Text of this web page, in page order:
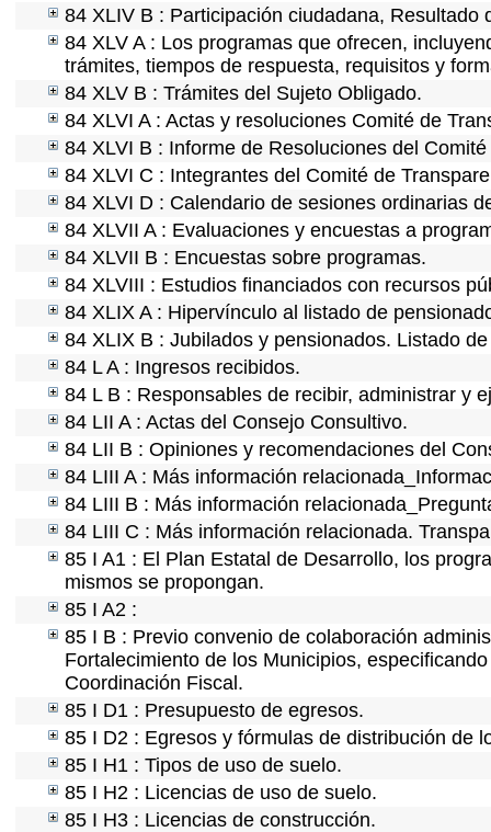
84 XLIV B : Participación ciudadana, Resultado
84 XLV A : Los programas que ofrecen,
trámites, tiempos de respuesta, requisitos y
84 XLV B : Trámites del Sujeto Obligado.
84 XLVI A : Actas y resoluciones Comité de
84 XLVI B : Informe de Resoluciones del
84 XLVI C : Integrantes del Comité de
84 XLVI D : Calendario de sesiones ordinarias
84 XLVII A : Evaluaciones y encuestas a
84 XLVII B : Encuestas sobre programas.
84 XLVIII : Estudios financiados con recursos
84 XLIX A : Hipervínculo al listado de
84 XLIX B : Jubilados y pensionados. Listado
84 L A : Ingresos recibidos.
84 L B : Responsables de recibir, administrar y
84 LII A : Actas del Consejo Consultivo.
84 LII B : Opiniones y recomendaciones del
84 LIII A : Más información
84 LIII B : Más información
84 LIII C : Más información relacionada.
85 I A1 : El Plan Estatal de Desarrollo, los
mismos se propongan.
85 I A2 :
85 I B : Previo convenio de colaboración
Fortalecimiento de los Municipios,
Coordinación Fiscal.
85 I D1 : Presupuesto de egresos.
85 I D2 : Egresos y fórmulas de distribución de
85 I H1 : Tipos de uso de suelo.
85 I H2 : Licencias de uso de suelo.
85 I H3 : Licencias de construcción.